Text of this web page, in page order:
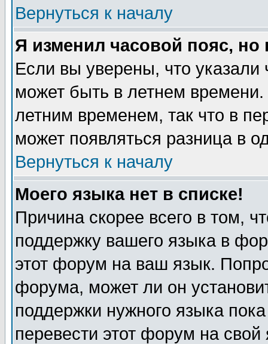
Вернуться к началу
Я изменил часовой пояс,
Если вы уверены, что указали
может быть в летнем
летним временем, так что в
может появляться разница в
Вернуться к началу
Моего языка нет в списке!
Причина скорее всего в том,
поддержку вашего языка в
этот форум на ваш язык.
форума, может ли он
поддержки нужного языка
перевести этот форум на